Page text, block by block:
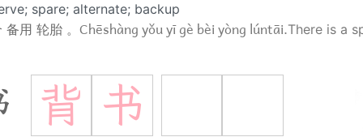
spare; alternate; backup
用 轮胎 。 Chēshàng yǒu yī gè bèi yòng lúntāi.There is a
背 书